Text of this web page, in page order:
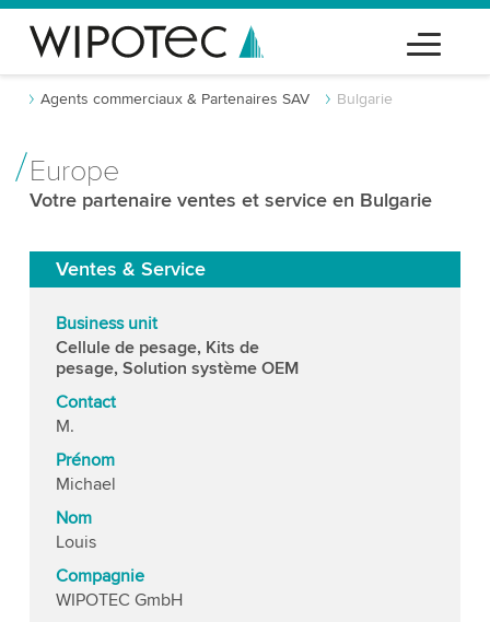
Agents commerciaux & Partenaires SAV Bulgarie
Europe
Votre partenaire ventes et service en Bulgarie
Ventes & Service
Business unit
Cellule de pesage, Kits de
pesage, Solution système OEM
Contact
M.
Prénom
Michael
Nom
Louis
Compagnie
WIPOTEC GmbH